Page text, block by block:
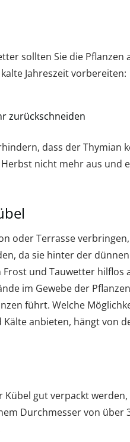
sollten Sie die Pflanzen
Jahreszeit vorbereiten:
zurückschneiden
dass der Thymian
nicht mehr aus und
oder Terrasse
da sie hinter der
und Tauwetter hilflos
im Gewebe der
führt. Welche
anbieten, hängt von
gut verpackt
Durchmesser von über